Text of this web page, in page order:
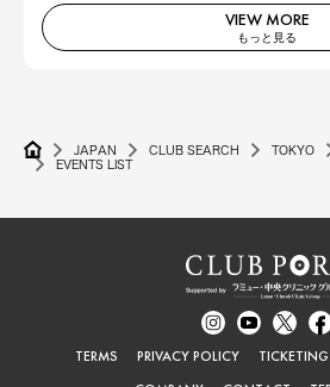
VIEW MORE
もっと見る
JAPAN CLUB SEARCH TOKYO
EVENTS LIST
TERMS PRIVACY POLICY